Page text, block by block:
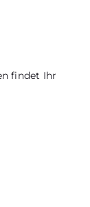
findet Ihr